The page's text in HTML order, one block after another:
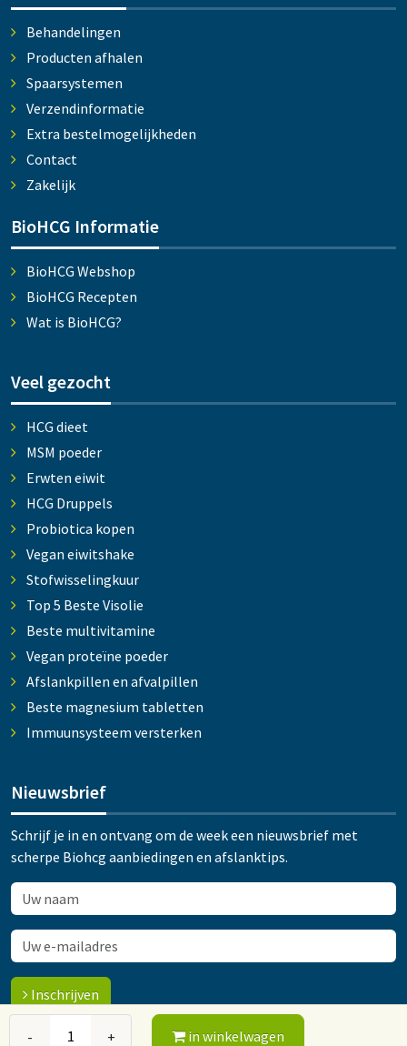
- + in winkelwagen
Behandelingen
Producten afhalen
Spaarsystemen
Verzendinformatie
Extra bestelmogelijkheden
Contact
Zakelijk
BioHCG Informatie
BioHCG Webshop
BioHCG Recepten
Wat is BioHCG?
Veel gezocht
HCG dieet
MSM poeder
Erwten eiwit
HCG Druppels
Probiotica kopen
Vegan eiwitshake
Stofwisselingkuur
Top 5 Beste Visolie
Beste multivitamine
Vegan proteïne poeder
Afslankpillen en afvalpillen
Beste magnesium tabletten
Immuunsysteem versterken
Nieuwsbrief
Schrijf je in en ontvang om de week een nieuwsbrief met
scherpe Biohcg aanbiedingen en afslanktips.
Inschrijven